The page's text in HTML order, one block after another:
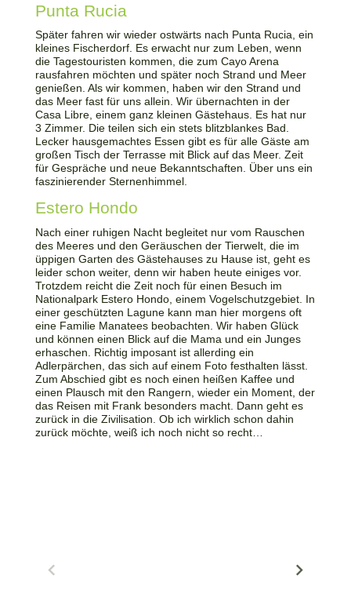
Punta Rucia
Später fahren wir wieder ostwärts nach Punta Rucia, ein
kleines Fischerdorf. Es erwacht nur zum Leben, wenn
die Tagestouristen kommen, die zum Cayo Arena
rausfahren möchten und später noch Strand und Meer
genießen. Als wir kommen, haben wir den Strand und
das Meer fast für uns allein. Wir übernachten in der
Casa Libre, einem ganz kleinen Gästehaus. Es hat nur
3 Zimmer. Die teilen sich ein stets blitzblankes Bad.
Lecker hausgemachtes Essen gibt es für alle Gäste am
großen Tisch der Terrasse mit Blick auf das Meer. Zeit
für Gespräche und neue Bekanntschaften. Über uns ein
faszinierender Sternenhimmel.
Estero Hondo
Nach einer ruhigen Nacht begleitet nur vom Rauschen
des Meeres und den Geräuschen der Tierwelt, die im
üppigen Garten des Gästehauses zu Hause ist, geht es
leider schon weiter, denn wir haben heute einiges vor.
Trotzdem reicht die Zeit noch für einen Besuch im
Nationalpark Estero Hondo, einem Vogelschutzgebiet. In
einer geschützten Lagune kann man hier morgens oft
eine Familie Manatees beobachten. Wir haben Glück
und können einen Blick auf die Mama und ein Junges
erhaschen. Richtig imposant ist allerding ein
Adlerpärchen, das sich auf einem Foto festhalten lässt.
Zum Abschied gibt es noch einen heißen Kaffee und
einen Plausch mit den Rangern, wieder ein Moment, der
das Reisen mit Frank besonders macht. Dann geht es
zurück in die Zivilisation. Ob ich wirklich schon dahin
zurück möchte, weiß ich noch nicht so recht…